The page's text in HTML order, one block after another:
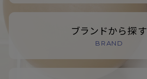
ブランドから探す
BRAND